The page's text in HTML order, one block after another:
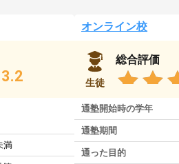
3.2
満
オンライン校
生徒
総合評価
通塾開始時の学年
通塾期間
通った目的